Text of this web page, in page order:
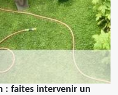
: faites intervenir un